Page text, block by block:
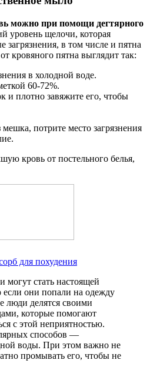
можно при помощи дегтярного
уровень щелочи, которая
загрязнения, в том числе и пятна
кровяного пятна выглядит так:
в холодной воде.
60-72%.
и плотно завяжите его, чтобы
мешка, потрите место загрязнения
кровь от постельного белья,
для похудения
могут стать настоящей
если они попали на одежду
люди делятся своими
которые помогают
с этой неприятностью.
способов —
воды. При этом важно не
промывать его, чтобы не